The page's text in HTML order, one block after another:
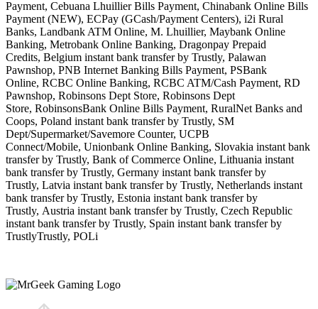
Payment, Cebuana Lhuillier Bills Payment, Chinabank Online Bills
Payment (NEW), ECPay (GCash/Payment Centers), i2i Rural
Banks, Landbank ATM Online, M. Lhuillier, Maybank Online
Banking, Metrobank Online Banking, Dragonpay Prepaid
Credits, Belgium instant bank transfer by Trustly, Palawan
Pawnshop, PNB Internet Banking Bills Payment, PSBank
Online, RCBC Online Banking, RCBC ATM/Cash Payment, RD
Pawnshop, Robinsons Dept Store, Robinsons Dept
Store, RobinsonsBank Online Bills Payment, RuralNet Banks and
Coops, Poland instant bank transfer by Trustly, SM
Dept/Supermarket/Savemore Counter, UCPB
Connect/Mobile, Unionbank Online Banking, Slovakia instant bank
transfer by Trustly, Bank of Commerce Online, Lithuania instant
bank transfer by Trustly, Germany instant bank transfer by
Trustly, Latvia instant bank transfer by Trustly, Netherlands instant
bank transfer by Trustly, Estonia instant bank transfer by
Trustly, Austria instant bank transfer by Trustly, Czech Republic
instant bank transfer by Trustly, Spain instant bank transfer by
TrustlyTrustly, POLi